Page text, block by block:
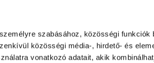
szabásához, közösségi funkciók
közösségi média-, hirdető- és
vonatkozó adatait, akik
Olcsóbbat.hu – Spórolni